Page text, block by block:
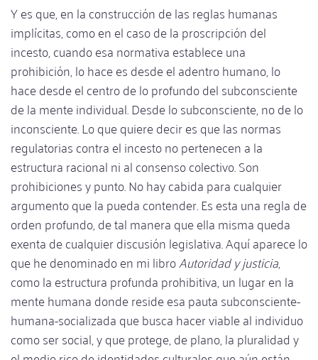
Y es que, en la construcción de las reglas humanas
implícitas, como en el caso de la proscripción del
incesto, cuando esa normativa establece una
prohibición, lo hace es desde el adentro humano, lo
hace desde el centro de lo profundo del subconsciente
de la mente individual. Desde lo subconsciente, no de lo
inconsciente. Lo que quiere decir es que las normas
regulatorias contra el incesto no pertenecen a la
estructura racional ni al consenso colectivo. Son
prohibiciones y punto. No hay cabida para cualquier
argumento que la pueda contender. Es esta una regla de
orden profundo, de tal manera que ella misma queda
exenta de cualquier discusión legislativa. Aquí aparece lo
que he denominado en mi libroAutoridad y justicia,
como la estructura profunda prohibitiva, un lugar en la
mente humana donde reside esa pauta subconsciente-
humana-socializada que busca hacer viable al individuo
como ser social, y que protege, de plano, la pluralidad y